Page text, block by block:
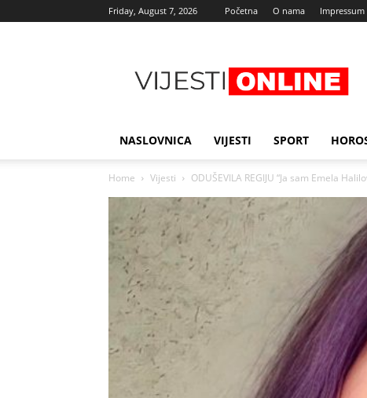
Friday, August 7, 2026 Početna O nama Impressum
vijesti
NASLOVNICA VIJESTI SPORT
Home Vijesti ODUŠEVILA REGIJU “Ja sam Emela